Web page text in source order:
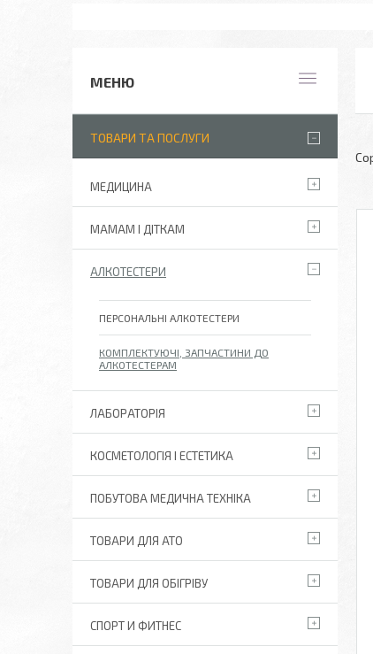
ТОВАРИ ТА ПОСЛУГИ
МЕДИЦИНА
МАМАМ І ДІТКАМ
АЛКОТЕСТЕРИ
ПЕРСОНАЛЬНІ АЛКОТЕСТЕРИ
КОМПЛЕКТУЮЧІ, ЗАПЧАСТИНИ ДО
АЛКОТЕСТЕРАМ
ЛАБОРАТОРІЯ
КОСМЕТОЛОГІЯ І ЕСТЕТИКА
ПОБУТОВА МЕДИЧНА ТЕХНІКА
ТОВАРИ ДЛЯ АТО
ТОВАРИ ДЛЯ ОБІГРІВУ
СПОРТ И ФИТНЕС